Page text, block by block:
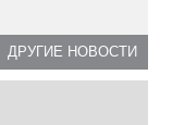
ДРУГИЕ НОВОСТИ